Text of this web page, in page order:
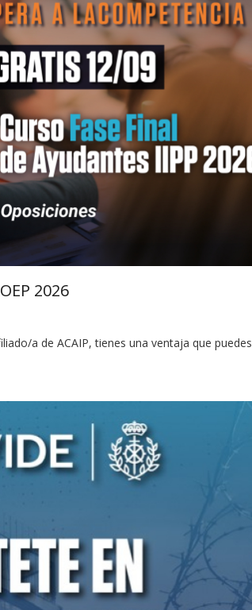
2026
a de ACAIP, tienes una ventaja que puedes